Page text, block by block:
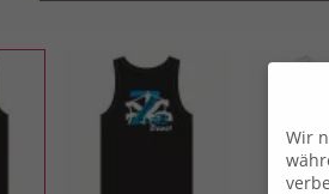
Wir